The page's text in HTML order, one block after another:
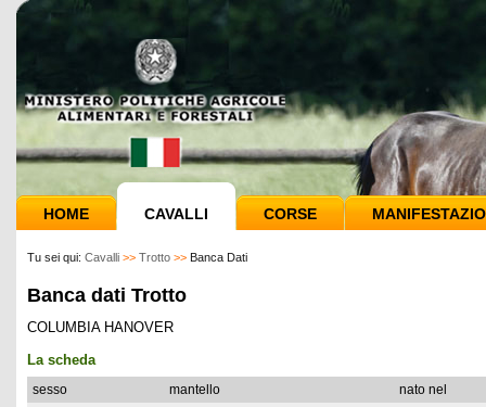
HOME CAVALLI CORSE
Tu sei qui: Cavalli >> Trotto >> Banca Dati
Banca dati Trotto
COLUMBIA HANOVER
La scheda
sesso mantello
nato nel